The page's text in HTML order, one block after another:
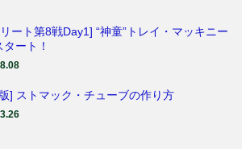
ート第8戦Day1] “神童”トレイ・マッキニー
ート！
] ストマック・チューブの作り方